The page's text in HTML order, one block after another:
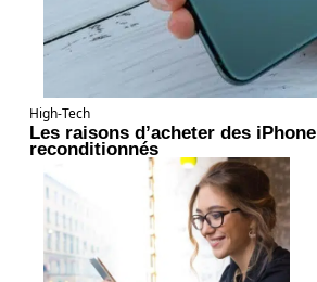
High-Tech
Les raisons d’acheter des iPhone
reconditionnés